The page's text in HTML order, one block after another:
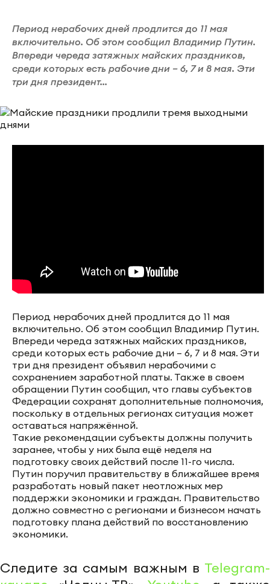
Период нерабочих дней продлится до 11 мая
включительно. Об этом сообщил Владимир Путин.
Впереди череда затяжных майских праздников,
среди которых есть рабочие дни – 6, 7 и 8 мая. Эти
три дня президент...
Период нерабочих дней продлится до 11 мая
включительно. Об этом сообщил Владимир Путин.
Впереди череда затяжных майских праздников,
среди которых есть рабочие дни – 6, 7 и 8 мая. Эти
три дня президент объявил нерабочими с
сохранением заработной платы. Также в своем
обращении Путин сообщил, что главы субъектов
Федерации сохранят дополнительные полномочия,
поскольку в отдельных регионах ситуация может
оставаться напряжённой.
Такие рекомендации субъекты должны получить
заранее, чтобы у них была ещё неделя на
подготовку своих действий после 11-го числа.
Путин поручил правительству в ближайшее время
разработать новый пакет неотложных мер
поддержки экономики и граждан. Правительство
должно совместно с регионами и бизнесом начать
подготовку плана действий по восстановлению
экономики.
Следите за самым важным в Telegram-